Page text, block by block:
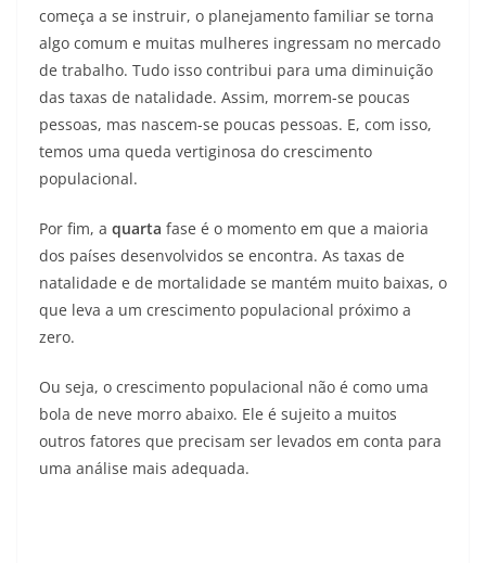
começa a se instruir, o planejamento familiar se torna
algo comum e muitas mulheres ingressam no mercado
de trabalho. Tudo isso contribui para uma diminuição
das taxas de natalidade. Assim, morrem-se poucas
pessoas, mas nascem-se poucas pessoas. E, com isso,
temos uma queda vertiginosa do crescimento
populacional.
Por fim, a quarta fase é o momento em que a maioria
dos países desenvolvidos se encontra. As taxas de
natalidade e de mortalidade se mantém muito baixas, o
que leva a um crescimento populacional próximo a
zero.
Ou seja, o crescimento populacional não é como uma
bola de neve morro abaixo. Ele é sujeito a muitos
outros fatores que precisam ser levados em conta para
uma análise mais adequada.